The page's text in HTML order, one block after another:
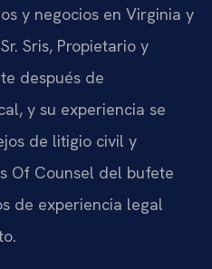
y negocios en Virginia y
Sris, Propietario y
después de
y su experiencia se
de litigio civil y
Of Counsel del bufete
de experiencia legal